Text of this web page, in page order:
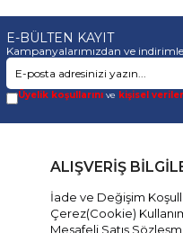
E-BÜLTEN KAYIT
Kampanyalarımızdan ve
Üyelik koşullarını ve kişisel
ALIŞVERİŞ
İade ve Değişim
Çerez(Cookie)
Mesafeli Satış